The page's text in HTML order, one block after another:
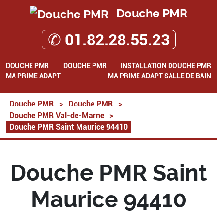
Douche PMR
✆ 01.82.28.55.23
DOUCHE PMR DOUCHE PMR
INSTALLATION DOUCHE PMR
MA PRIME ADAPT
MA PRIME ADAPT SALLE DE BAIN
Douche PMR > Douche PMR
>
Douche PMR Val-de-Marne
>
Douche PMR Saint Maurice 94410
Douche PMR Saint
Maurice 94410